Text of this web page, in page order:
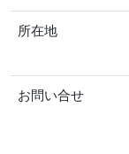
所在地
お問い合せ